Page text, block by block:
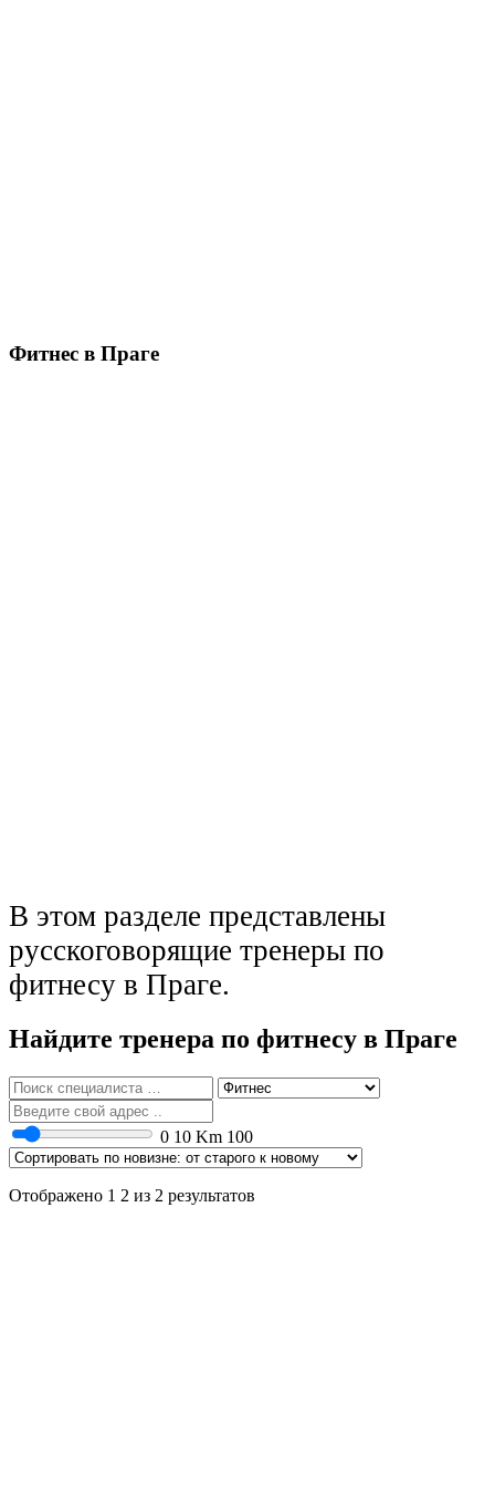
Фитнес в Праге
В этом разделе представлены
русскоговорящие тренеры по
фитнесу в Праге.
Найдите тренера по фитнесу в Праге
0 10 Km 100
Отображено 1 2 из 2 результатов